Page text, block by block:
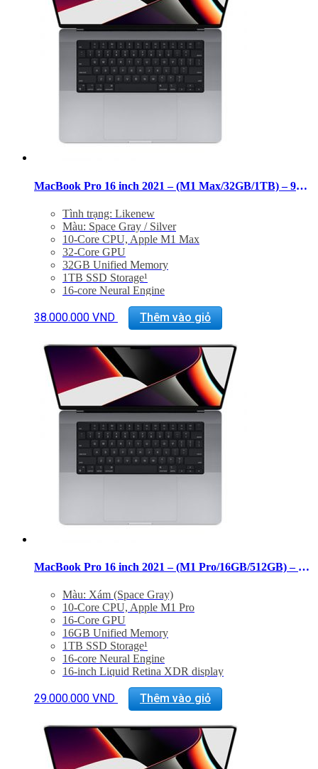
Bảo hành 6 tháng
Bảo hành 12 tháng +2tr
MacBook Pro 16 inch 2021 – (M1 Max/32GB/1TB) – 99%
Tình trạng: Likenew
Màu: Space Gray / Silver
10-Core CPU, Apple M1 Max
32-Core GPU
32GB Unified Memory
1TB SSD Storage¹
16-core Neural Engine
Three Thunderbolt 4 ports, HDMI port, SDXC card
slot, MagSafe 3 port
Magic Keyboard with Touch ID
Force Touch trackpad
140W USB-C Power Adapter
38.000.000 VND Thêm vào giỏ
MacBook Pro 16 inch 2021 – (M1 Pro/16GB/512GB) – 99%
Màu: Xám (Space Gray)
10-Core CPU, Apple M1 Pro
16-Core GPU
16GB Unified Memory
1TB SSD Storage¹
16-core Neural Engine
16-inch Liquid Retina XDR display
Three Thunderbolt 4 ports, HDMI port, SDXC card
slot, MagSafe 3 port
Magic Keyboard with Touch ID
Force Touch trackpad
140W USB-C Power Adapter
Tình trạng: Mới 99%
Bảo hành 6 tháng
29.000.000 VND Thêm vào giỏ